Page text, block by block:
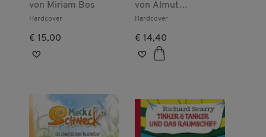
Überraschung
von Miriam Bos
Hardcover
€ 15,00
von Almut
Schnerring
Hardcover
€ 14,40